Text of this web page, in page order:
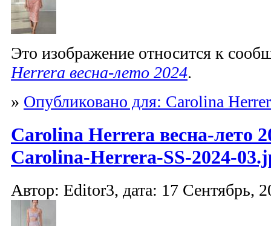
Это изображение относится к
Herrera весна-лето 2024.
» Опубликовано для: Carolina
Carolina Herrera весна-лето
Carolina-Herrera-SS-2024-
Автор: Editor3, дата: 17 Сентябрь,